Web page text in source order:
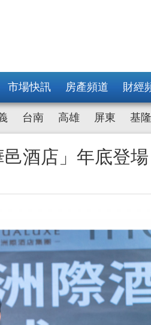
市場快訊 房產頻道 財經
台南 高雄 屏東 基隆
酒店」年底登場